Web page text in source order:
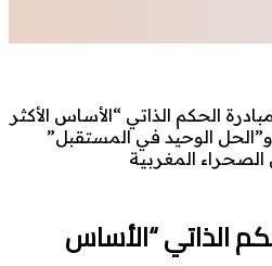
الحكم الذاتي “الأساس الأكثر
الوحيد في المستقبل”
الصحراء المغربية
الذاتي “الأساس